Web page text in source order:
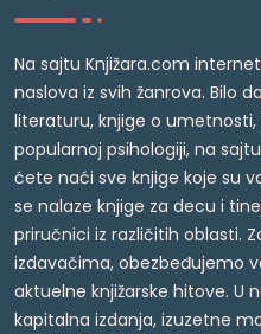
Na sajtu Knjižara.com
naslova iz svih žanrova. Bilo
literaturu, knjige o umetnosti,
popularnoj psihologiji, na
ćete naći sve knjige koje su
se nalaze knjige za decu i
priručnici iz različitih oblasti.
izdavačima, obezbeđujemo
aktuelne knjižarske hitove. U
kapitalna izdanja, izuzetne